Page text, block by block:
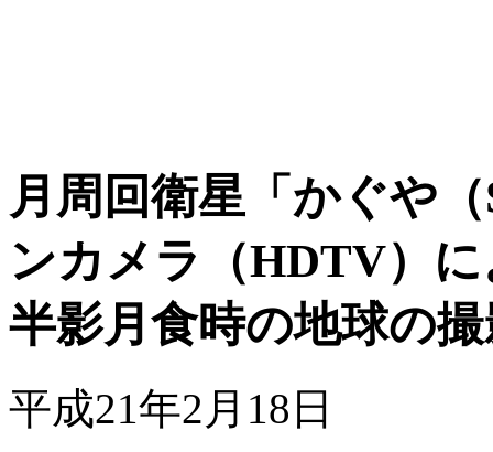
月周回衛星「かぐや
ンカメラ（HDTV）
半影月食時の地球の
平成21年2月18日